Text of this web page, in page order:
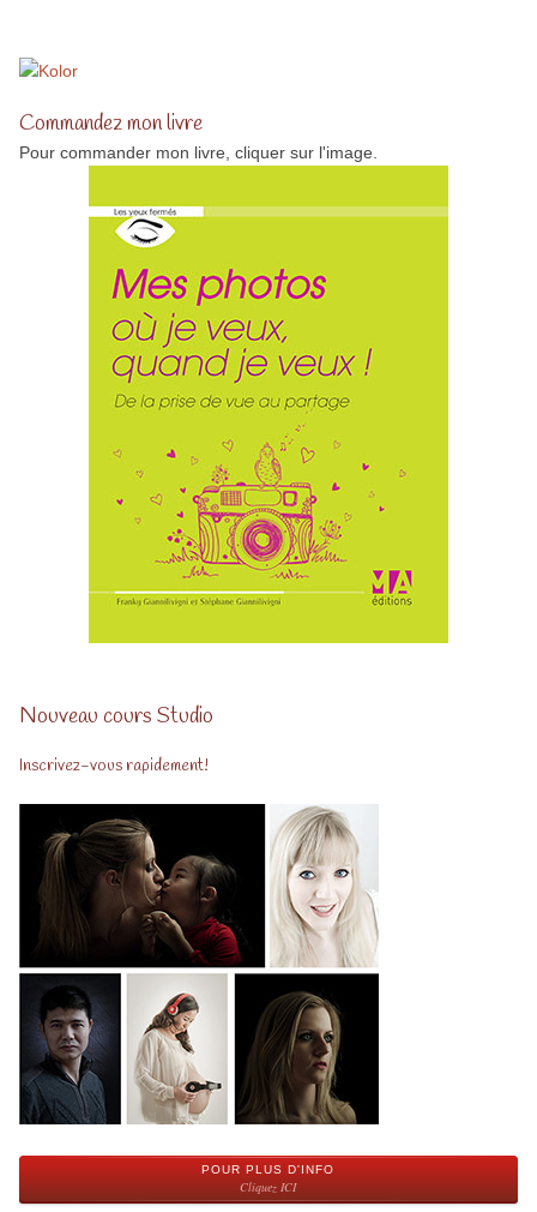
Commandez mon livre
Pour commander mon livre, cliquer sur l'image.
Nouveau cours Studio
Inscrivez-vous rapidement!
POUR PLUS D'INFO
Cliquez ICI